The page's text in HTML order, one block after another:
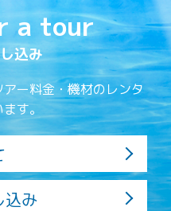
a tour
込み
ー料金・機材のレンタ
す。
込み